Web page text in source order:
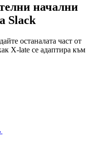
начални
Slack
останалата част от
X-late се адаптира към